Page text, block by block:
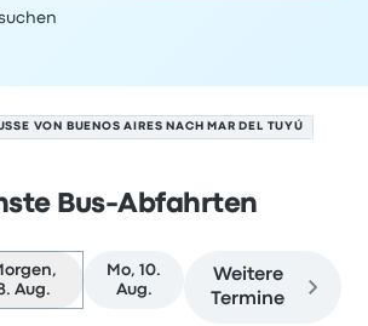
VON BUENOS AIRES NACH MAR DEL TUYÚ
Bus-Abfahrten
Aug.
Mo, 10.
Aug.
Weitere
Termine